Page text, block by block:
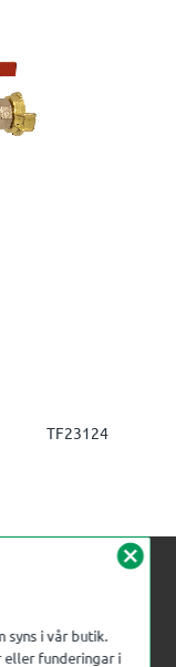
TF23124
cancel
syns i vår butik.
eller funderingar i